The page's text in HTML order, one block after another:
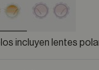
selected
incluyen lentes